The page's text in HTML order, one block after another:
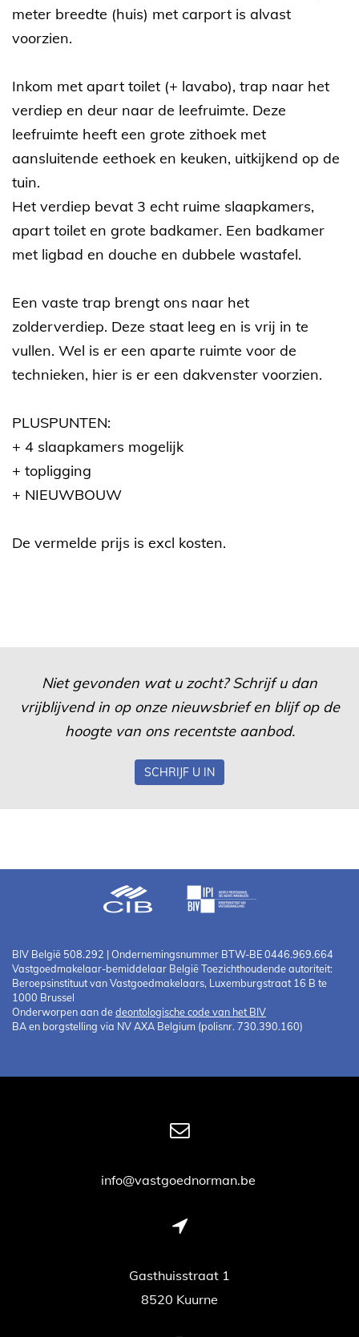
meter breedte (huis) met carport is alvast
voorzien.
Inkom met apart toilet (+ lavabo), trap naar het
verdiep en deur naar de leefruimte. Deze
leefruimte heeft een grote zithoek met
aansluitende eethoek en keuken, uitkijkend op de
tuin.
Het verdiep bevat 3 echt ruime slaapkamers,
apart toilet en grote badkamer. Een badkamer
met ligbad en douche en dubbele wastafel.
Een vaste trap brengt ons naar het
zolderverdiep. Deze staat leeg en is vrij in te
vullen. Wel is er een aparte ruimte voor de
technieken, hier is er een dakvenster voorzien.
PLUSPUNTEN:
+ 4 slaapkamers mogelijk
+ topligging
+ NIEUWBOUW
De vermelde prijs is excl kosten.
Niet gevonden wat u zocht? Schrijf u dan
vrijblijvend in op onze nieuwsbrief en blijf op de
hoogte van ons recentste aanbod.
SCHRIJF U IN
BIV België 508.292 | Ondernemingsnummer BTW-BE 0446.969.664
Vastgoedmakelaar-bemiddelaar België Toezichthoudende autoriteit:
Beroepsinstituut van Vastgoedmakelaars, Luxemburgstraat 16 B te
1000 Brussel
Onderworpen aan dedeontologische code van het BIV
BA en borgstelling via NV AXA Belgium (polisnr. 730.390.160)
info@vastgoednorman.be
Gasthuisstraat 1
8520 Kuurne